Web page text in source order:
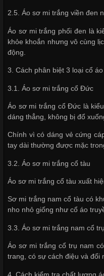
2.5. Áo sơ mi trắng viền đen
Áo sơ mi trắng phối đen là
khỏe khoắn nhưng vô cùng
động.
3. Cách phân biệt 3 loại cổ
3.1. Áo sơ mi trắng cổ Đức
Áo sơ mi trắng cổ Đức là
dáng thẳng, không bị đổ
Chính vì có dáng vẻ cứng
tay dài thường được mặc
3.2. Áo sơ mi trắng cổ tàu
Áo sơ mi trắng cổ tàu xuất
Sơ mi trắng nam cổ tàu có
nho nhỏ giống như cổ áo
3.3. Áo sơ mi trắng nam cổ trụ
Áo sơ mi trắng cổ trụ nam
trang, có sự cách điệu và đổi
4. Cách kiểm tra chất lượng